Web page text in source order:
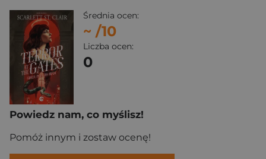
Średnia ocen:
~ /10
Liczba ocen:
0
Powiedz nam, co myślisz!
Pomóż innym i zostaw ocenę!